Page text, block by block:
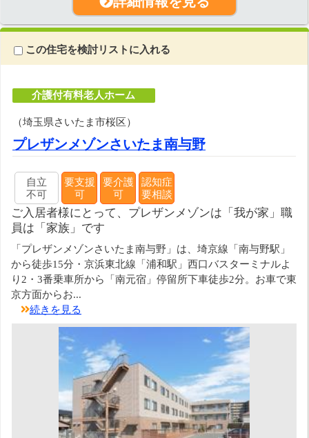
この住宅を検討リストに入れる
介護付有料老人ホーム
（埼玉県さいたま市桜区）
プレザンメゾンさいたま南与野
自立
不可
要支援
可
要介護
可
認知症
要相談
ご入居者様にとって、プレザンメゾンは「我が家」職
員は「家族」です
「プレザンメゾンさいたま南与野」は、埼京線「南与野駅」
から徒歩15分・京浜東北線「浦和駅」西口バスターミナルよ
り2・3番乗車所から「南元宿」停留所下車徒歩2分。お車で東
京方面からお...
続きを見る